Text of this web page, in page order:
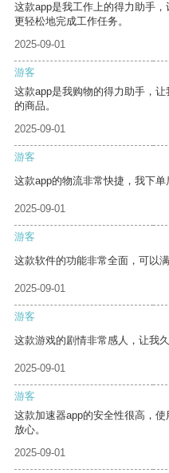
这款app是我工作上的得力助手
更轻松地完成工作任务。
2025-09-01
游客
这款app是我购物的得力助手，
的商品。
2025-09-01
游客
这款app的物流非常快捷，我下单
2025-09-01
游客
这款软件的功能非常全面，可以
2025-09-01
游客
这款游戏的剧情非常感人，让我久
2025-09-01
游客
这款加速器app的安全性很高，
放心。
2025-09-01